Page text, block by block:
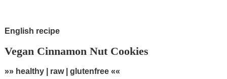
English recipe
Vegan Cinnamon Nut Cookies
»» healthy | raw | glutenfree ««